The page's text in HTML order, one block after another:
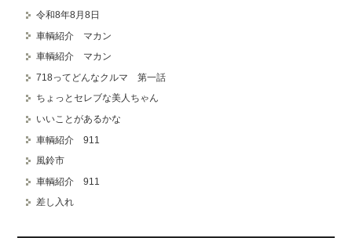
令和8年8月8日
車輌紹介 マカン
車輌紹介 マカン
718ってどんなクルマ 第一話
ちょっとセレブな美人ちゃん
いいことがあるかな
車輌紹介 911
風鈴市
車輌紹介 911
差し入れ